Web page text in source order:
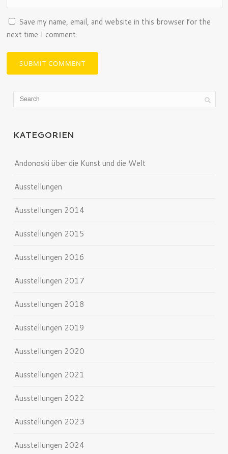
Save my name, email, and website in this browser for the
next time I comment.
KATEGORIEN
Andonoski über die Kunst und die Welt
Ausstellungen
Ausstellungen 2014
Ausstellungen 2015
Ausstellungen 2016
Ausstellungen 2017
Ausstellungen 2018
Ausstellungen 2019
Ausstellungen 2020
Ausstellungen 2021
Ausstellungen 2022
Ausstellungen 2023
Ausstellungen 2024